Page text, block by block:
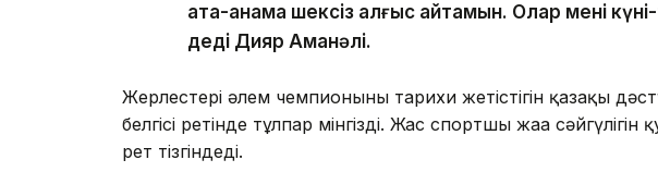
ата-анама шексіз алғыс айтамын. Олар мені
деді Дияр Аманәлі.
Жерлестері әлем чемпионының тарихи жетістігін қазақы
белгісі ретінде тұлпар мінгізді. Жас спортшы жаңа
рет тізгіндеді.